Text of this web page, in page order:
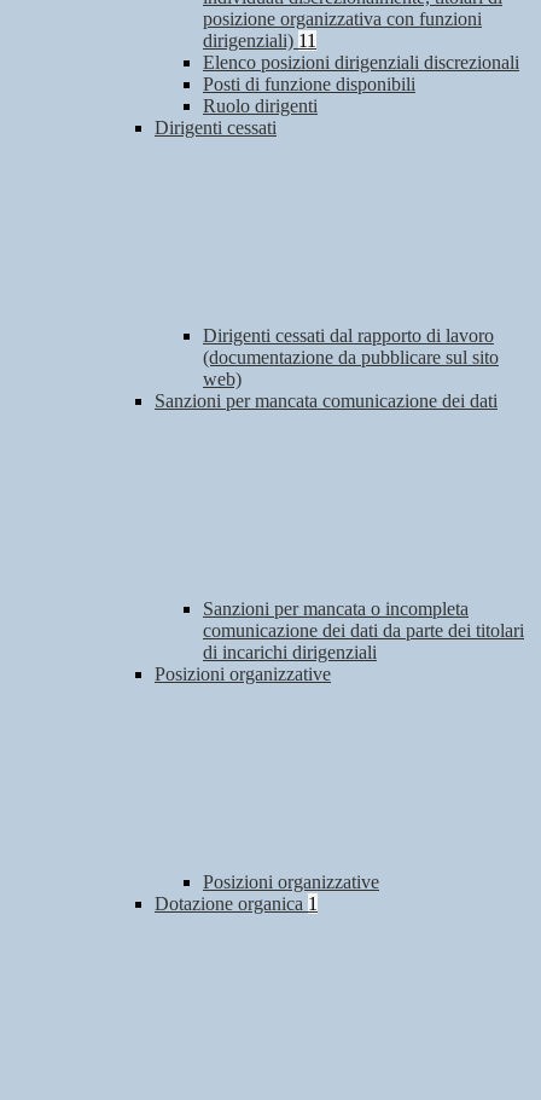
posizione organizzativa con funzioni
dirigenziali) 11
Elenco posizioni dirigenziali discrezionali
Posti di funzione disponibili
Ruolo dirigenti
Dirigenti cessati
Dirigenti cessati dal rapporto di lavoro
(documentazione da pubblicare sul sito
web)
Sanzioni per mancata comunicazione dei dati
Sanzioni per mancata o incompleta
comunicazione dei dati da parte dei titolari
di incarichi dirigenziali
Posizioni organizzative
Posizioni organizzative
Dotazione organica 1